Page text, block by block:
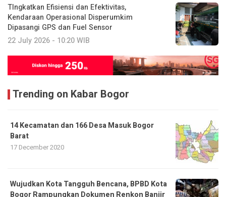
TIngkatkan Efisiensi dan Efektivitas,
Kendaraan Operasional Disperumkim
Dipasangi GPS dan Fuel Sensor
22 July 2026 - 10:20 WIB
Trending on Kabar Bogor
14 Kecamatan dan 166 Desa Masuk Bogor
Barat
17 December 2020
​Wujudkan Kota Tangguh Bencana, BPBD Kota
Bogor Rampungkan Dokumen Renkon Banjir